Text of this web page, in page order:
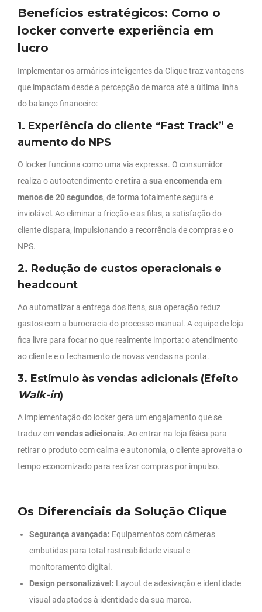
Benefícios estratégicos: Como o
locker converte experiência em
lucro
Implementar os armários inteligentes da Clique traz vantagens
que impactam desde a percepção de marca até a última linha
do balanço financeiro:
1. Experiência do cliente “Fast Track” e
aumento do NPS
O locker funciona como uma via expressa. O consumidor
realiza o autoatendimento eretira a sua encomenda em
menos de 20 segundos, de forma totalmente segura e
inviolável. Ao eliminar a fricção e as filas, a satisfação do
cliente dispara, impulsionando a recorrência de compras e o
NPS.
2. Redução de custos operacionais e
headcount
Ao automatizar a entrega dos itens, sua operação reduz
gastos com a burocracia do processo manual. A equipe de loja
fica livre para focar no que realmente importa: o atendimento
ao cliente e o fechamento de novas vendas na ponta.
3. Estímulo às vendas adicionais (Efeito
Walk-in)
A implementação do locker gera um engajamento que se
traduz emvendas adicionais. Ao entrar na loja física para
retirar o produto com calma e autonomia, o cliente aproveita o
tempo economizado para realizar compras por impulso.
Os Diferenciais da Solução Clique
Segurança avançada: Equipamentos com câmeras
embutidas para total rastreabilidade visual e
monitoramento digital.
Design personalizável: Layout de adesivação e identidade
visual adaptados à identidade da sua marca.